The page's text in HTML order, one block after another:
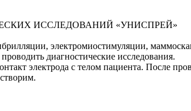
ИССЛЕДОВАНИЙ «УНИСПРЕЙ»
электромиостимуляции,
диагностические исследования.
электрода с телом пациента. После